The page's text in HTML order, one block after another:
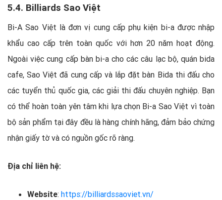
5.4. Billiards Sao Việt
Bi-A Sao Việt là đơn vị cung cấp phụ kiện bi-a được nhập
khẩu cao cấp trên toàn quốc với hơn 20 năm hoạt động.
Ngoài việc cung cấp bàn bi-a cho các câu lạc bộ, quán bida
cafe, Sao Việt đã cung cấp và lắp đặt bàn Bida thi đấu cho
các tuyển thủ quốc gia, các giải thi đấu chuyên nghiệp. Bạn
có thể hoàn toàn yên tâm khi lựa chọn Bi-a Sao Việt vì toàn
bộ sản phẩm tại đây đều là hàng chính hãng, đảm bảo chứng
nhận giấy tờ và có nguồn gốc rõ ràng.
Địa chỉ liên hệ:
Website: https://billiardssaoviet.vn/